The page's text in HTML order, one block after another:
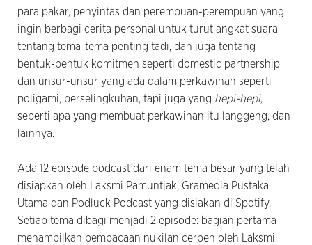
para pakar, penyintas dan perempuan-perempuan yang
ingin berbagi cerita personal untuk turut angkat suara
tentang tema-tema penting tadi, dan juga tentang
bentuk-bentuk komitmen seperti domestic partnership
dan unsur-unsur yang ada dalam perkawinan seperti
poligami, perselingkuhan, tapi juga yang hepi-hepi,
seperti apa yang membuat perkawinan itu langgeng, dan
lainnya.
Ada 12 episode podcast dari enam tema besar yang telah
disiapkan oleh Laksmi Pamuntjak, Gramedia Pustaka
Utama dan Podluck Podcast yang disiakan di Spotify.
Setiap tema dibagi menjadi 2 episode: bagian pertama
menampilkan pembacaan nukilan cerpen oleh Laksmi